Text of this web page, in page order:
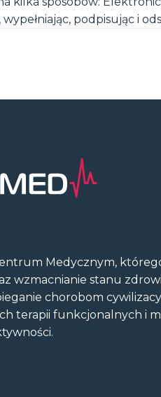
podpisując i
Medycznym,
wzmacnianie stanu
chorobom
terapii funkcjonalnych i